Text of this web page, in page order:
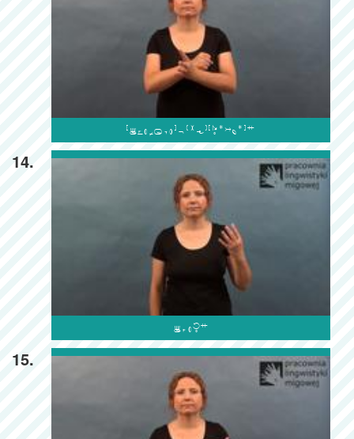

14.

15.